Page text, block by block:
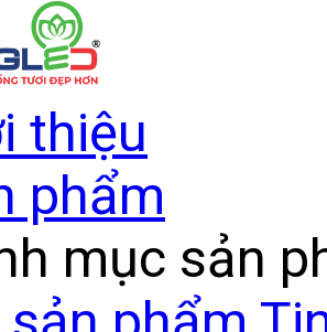
thiệu
phẩm
mục sản